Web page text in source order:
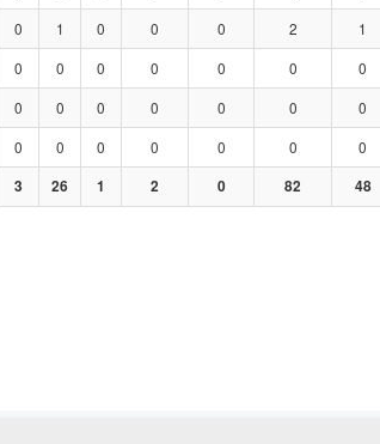
0 1 0 0 0 2 1
0 0 0 0 0 0 0
0 0 0 0 0 0 0
0 0 0 0 0 0 0
3 26 1 2 0 82 48